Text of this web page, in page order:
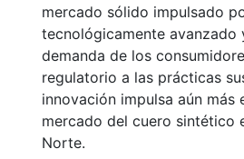
mercado sólido impulsado
tecnológicamente avanzado
demanda de los
regulatorio a las prácticas
innovación impulsa aún más
mercado del cuero sintético
Norte.